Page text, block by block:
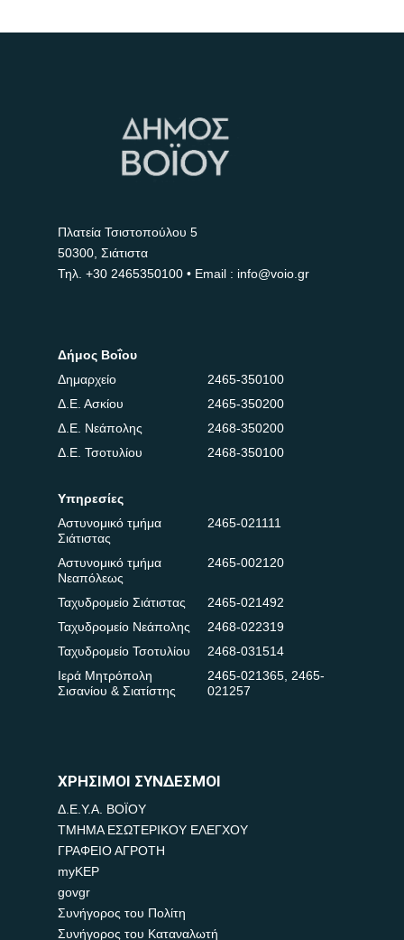
Πλατεία Τσιστοπούλου 5
50300, Σιάτιστα
Τηλ. +30 2465350100 • Email : info@voio.gr
Δήμος Βοΐου
Δημαρχείο
2465-350100
Δ.Ε. Ασκίου
2465-350200
Δ.Ε. Νεάπολης
2468-350200
Δ.Ε. Τσοτυλίου
2468-350100
Υπηρεσίες
Αστυνομικό τμήμα
Σιάτιστας
2465-021111
Αστυνομικό τμήμα
Νεαπόλεως
2465-002120
Ταχυδρομείο Σιάτιστας
2465-021492
Ταχυδρομείο Νεάπολης
2468-022319
Ταχυδρομείο Τσοτυλίου
2468-031514
Ιερά Μητρόπολη
Σισανίου & Σιατίστης
2465-021365, 2465-
021257
ΧΡΗΣΙΜΟΙ ΣΥΝΔΕΣΜΟΙ
Δ.Ε.Υ.Α. ΒΟΪΟΥ
ΤΜΗΜΑ ΕΣΩΤΕΡΙΚΟΥ ΕΛΕΓΧΟΥ
ΓΡΑΦΕΙΟ ΑΓΡΟΤΗ
myKEP
govgr
Συνήγορος του Πολίτη
Συνήγορος του Καταναλωτή